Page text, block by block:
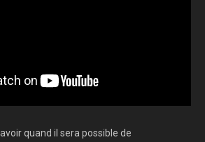
quand il sera possible de